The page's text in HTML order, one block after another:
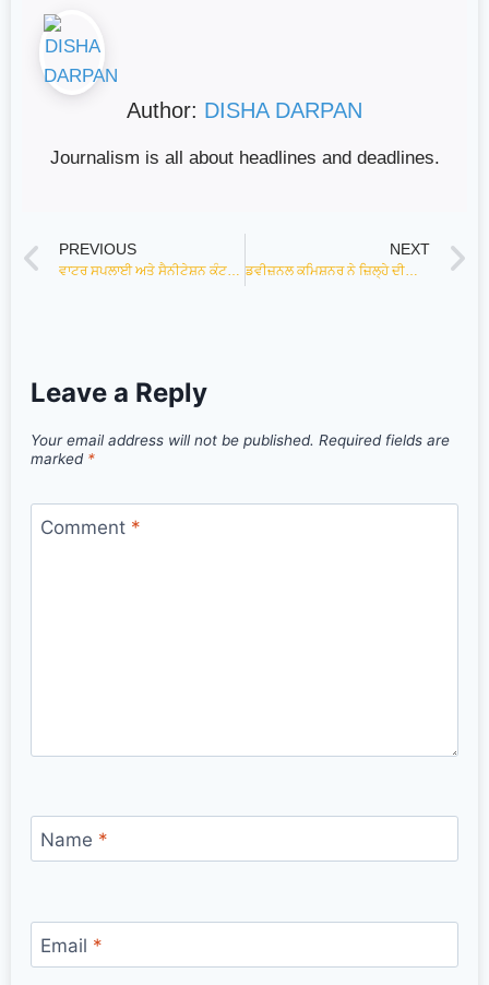
Author: DISHA DARPAN
Journalism is all about headlines and deadlines.
PREVIOUS
ਵਾਟਰ ਸਪਲਾਈ ਅਤੇ ਸੈਨੀਟੇਸ਼ਨ ਕੰਟਰੈਕਟ ਵਰਕਰ ਯੂਨੀਅਨ ਦੀ ਮੀਟਿੰਗ ਚਿਲਡਰਨ ਪਾਰਕ ਬਠਿੰਡਾ ਵਿਖੇ ਹੋਈ
NEXT
ਡਵੀਜ਼ਨਲ ਕਮਿਸ਼ਨਰ ਨੇ ਜ਼ਿਲ੍ਹੇ ਦੀਆਂ ਮੰਡੀਆਂ ਦਾ ਦੌਰਾ ਕਰਕੇ ਖ਼ਰੀਦ ਪ੍ਰਬੰਧਾਂ ਦਾ ਲਿਆ ਜਾਇਜ਼ਾ,ਕਿਸਾਨਾਂ ਨੂੰ ਨਹੀਂ ਆਉਂਣ ਦਿੱਤੀ ਜਾਵੇਗੀ ਕੋਈ ਸਮੱਸਿਆ : ਆਰ.ਕੇ. ਕੌਸ਼ਿਕ
Leave a Reply
Your email address will not be published. Required fields are
marked *
Comment *
Name *
Email *